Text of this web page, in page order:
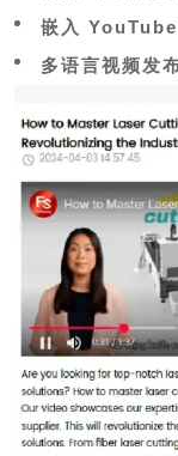
嵌入
多语言视频发